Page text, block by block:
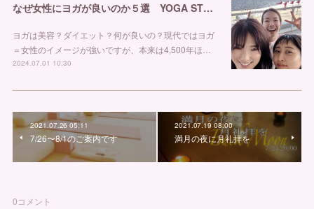
なぜ女性にヨガが良いのか５選 YOGA STUDIO LIBRA
ヨガは美容？ダイエット？何が良いの？現代ではヨガ
＝女性のイメージが強いですが、本来は4,500年ほ…
2024.07.01 10:30
2021.07.26 05:11
7/26〜8/1のご案内です
2021.07.19 08:00
満月の夜に月礼拝を
0コメント